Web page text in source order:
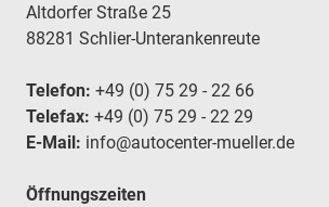
Altdorfer Straße 25
88281 Schlier-Unterankenreute
Telefon: +49 (0) 75 29 - 22 66
Telefax: +49 (0) 75 29 - 22 29
E-Mail: info@autocenter-mueller.de
Öffnungszeiten